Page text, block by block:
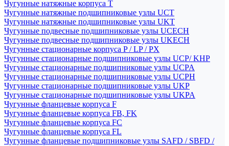
Чугунные натяжные корпуса T
Чугунные натяжные подшипниковые узлы UCT
Чугунные натяжные подшипниковые узлы UKT
Чугунные подвесные подшипниковые узлы UCECH
Чугунные подвесные подшипниковые узлы UKECH
Чугунные стационарные корпуса P / LP / PX
Чугунные стационарные подшипниковые узлы UCP/ KHP
Чугунные стационарные подшипниковые узлы UCPA
Чугунные стационарные подшипниковые узлы UCPH
Чугунные стационарные подшипниковые узлы UKP
Чугунные стационарные подшипниковые узлы UKPA
Чугунные фланцевые корпуса F
Чугунные фланцевые корпуса FB, FK
Чугунные фланцевые корпуса FC
Чугунные фланцевые корпуса FL
Чугунные фланцевые подшипниковые узлы SAFD / SBFD /